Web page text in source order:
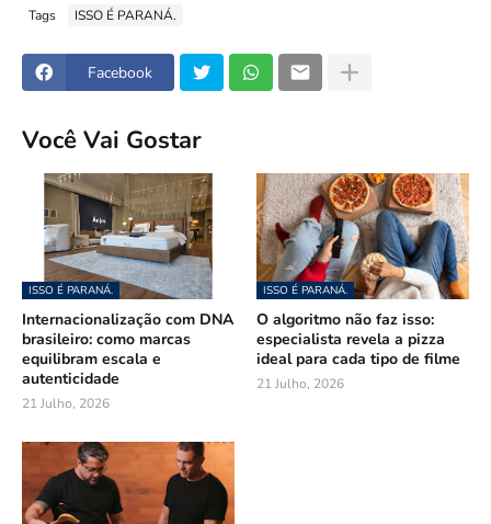
Tags ISSO É PARANÁ.
Facebook
Você Vai Gostar
ISSO É PARANÁ.
Internacionalização com DNA
brasileiro: como marcas
equilibram escala e
autenticidade
21 Julho, 2026
ISSO É PARANÁ.
O algoritmo não faz isso:
especialista revela a pizza
ideal para cada tipo de filme
21 Julho, 2026